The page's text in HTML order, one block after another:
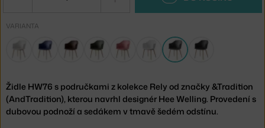
VARIANTA
Židle HW76 s područkami z kolekce Rely od značky &Tradition
(AndTradition), kterou navrhl designér Hee Welling. Provedení s
dubovou podnoží a sedákem v tmavě šedém odstínu.